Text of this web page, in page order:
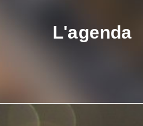
L'agenda